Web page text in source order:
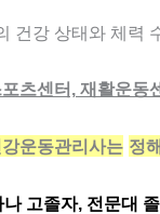
건강 상태와 체력
츠센터, 재활운동
운동관리사는 정
고졸자, 전문대